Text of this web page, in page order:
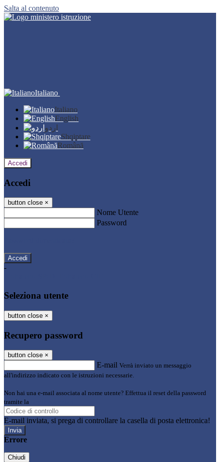
Salta al contenuto
Italiano
Italiano
English
اردو
Shqiptare
Română
Accedi
Accedi
button close ×
Nome Utente
Password
-
Seleziona utente
button close ×
Recupero password
button close ×
E-mail Verrà inviato un messaggio
all'indirizzo indicato con le istruzioni necessarie.
Non hai una e-mail associata al nome utente? Effettua il reset della password
tramite la
E-mail inviata, si prega di controllare la casella di posta elettronica!
Errore
Chiudi